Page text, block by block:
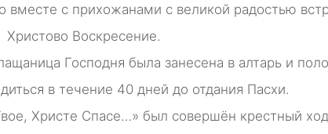
вместе с прихожанами с великой радостью
Христово Воскресение.
Господня была занесена в алтарь и
в течение 40 дней до отдания Пасхи.
Христе Спасе…» был совершён крестный